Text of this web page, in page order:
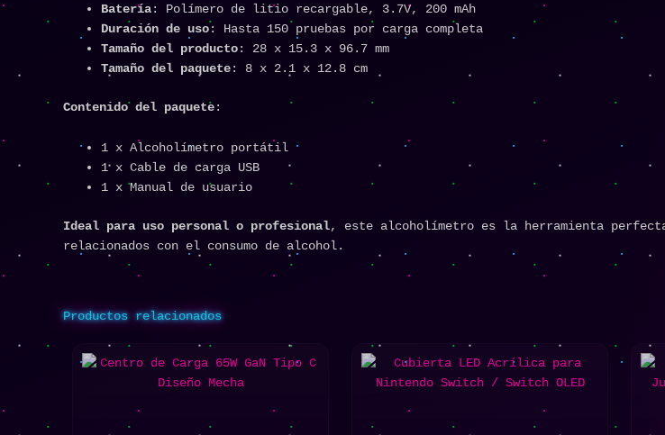
Batería: Polímero de litio recargable, 3.7V, 200 mAh
Duración de uso: Hasta 150 pruebas por carga completa
Tamaño del producto: 28 x 15.3 x 96.7 mm
Tamaño del paquete: 8 x 2.1 x 12.8 cm
Contenido del paquete:
1 x Alcoholímetro portátil
1 x Cable de carga USB
1 x Manual de usuario
Ideal para uso personal o profesional, este alcoholímetro es la herramienta
relacionados con el consumo de alcohol.
Productos relacionados